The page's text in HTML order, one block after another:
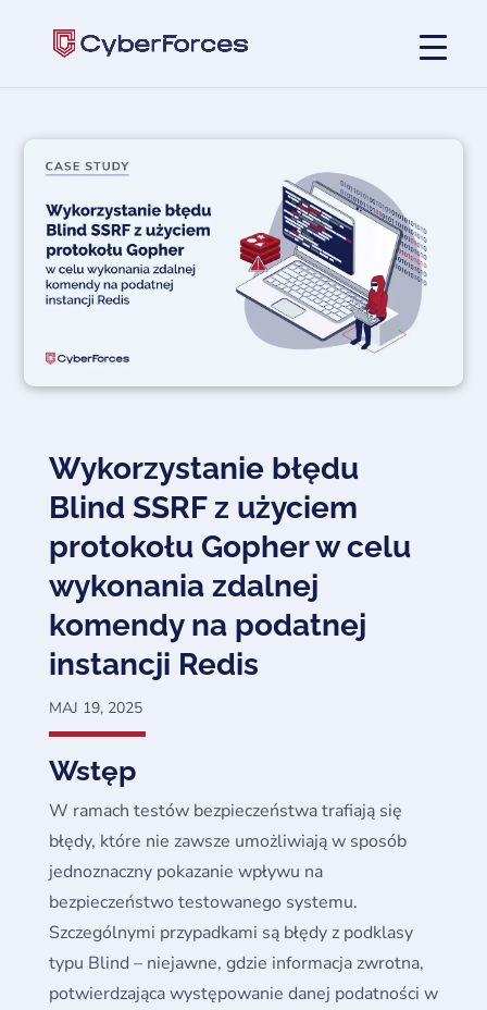
Wykorzystanie błędu
Blind SSRF z użyciem
protokołu Gopher w celu
wykonania zdalnej
komendy na podatnej
instancji Redis
MAJ 19, 2025
Wstęp
W ramach testów bezpieczeństwa trafiają się
błędy, które nie zawsze umożliwiają w sposób
jednoznaczny pokazanie wpływu na
bezpieczeństwo testowanego systemu.
Szczególnymi przypadkami są błędy z podklasy
typu Blind – niejawne, gdzie informacja zwrotna,
potwierdzająca występowanie danej podatności w